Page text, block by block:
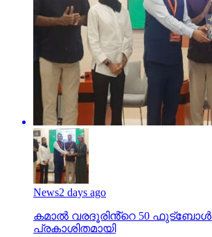
News2 days ago
കമാൽ വരദൂരിൻ്റെ 50
പ്രകാശിതമായി